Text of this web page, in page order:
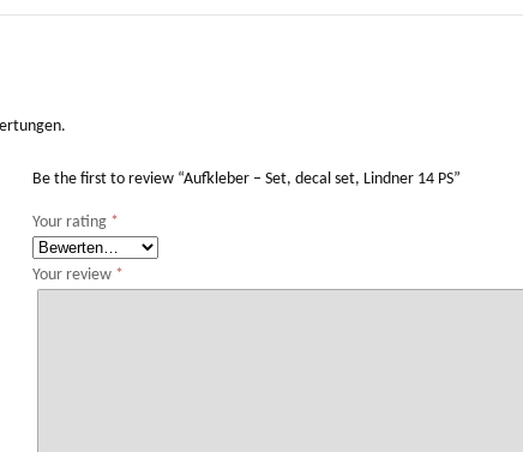
Be the first to review “Aufkleber – Set, decal set, Lindner 14 PS”
Your rating *
Your review *